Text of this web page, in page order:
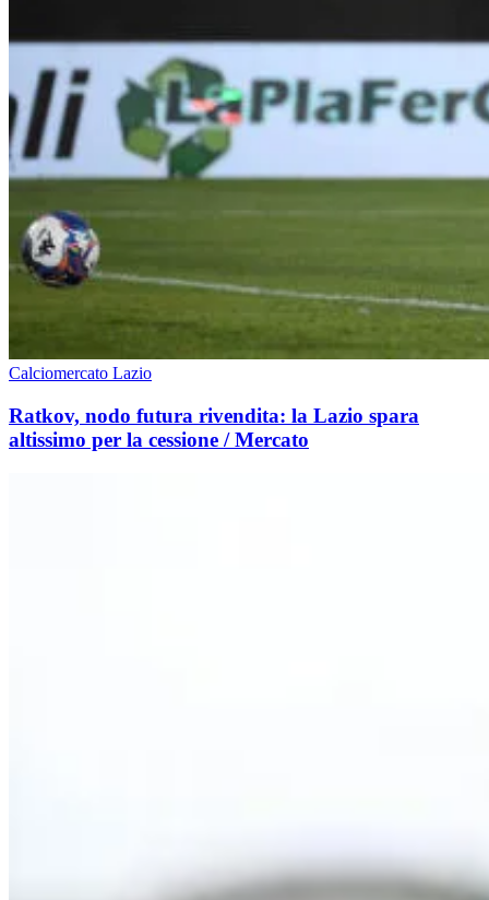
Calciomercato Lazio
Ratkov, nodo futura rivendita: la Lazio spara
altissimo per la cessione / Mercato